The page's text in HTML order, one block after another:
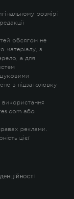
розмірі
обсягом не
матеріалу, з
а для
в підзаголовку
використання
або
реклами.
цієї